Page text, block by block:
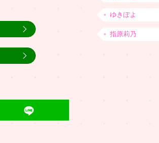
ゆきぽよ
指原莉乃